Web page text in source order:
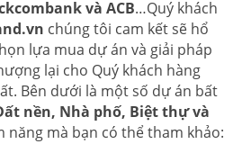
và ACB…Quý khách
chúng tôi cam kết sẽ hổ
lựa mua dự án và giải pháp
lại cho Quý khách hàng
Bên dưới là một số dự án bất
nền, Nhà phố, Biệt thự và
năng mà bạn có thể tham khảo: